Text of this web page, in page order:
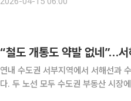
14차선이던 도로는 공사로 8차선까
연내 수도권 서부지역에서 서해선과
다. 두 노선 모두 수도권 부동산 시장